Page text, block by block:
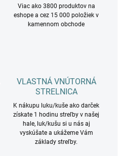
Viac ako 3800 produktov na
eshope a cez 15 000 položiek v
kamennom obchode
VLASTNÁ VNÚTORNÁ
STRELNICA
K nákupu luku/kuše ako darček
získate 1 hodinu streľby v našej
hale, luk/kušu si u nás aj
vyskúšate a ukážeme Vám
základy streľby.